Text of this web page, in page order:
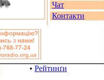
Чат
Контакти
• Рейтинґи